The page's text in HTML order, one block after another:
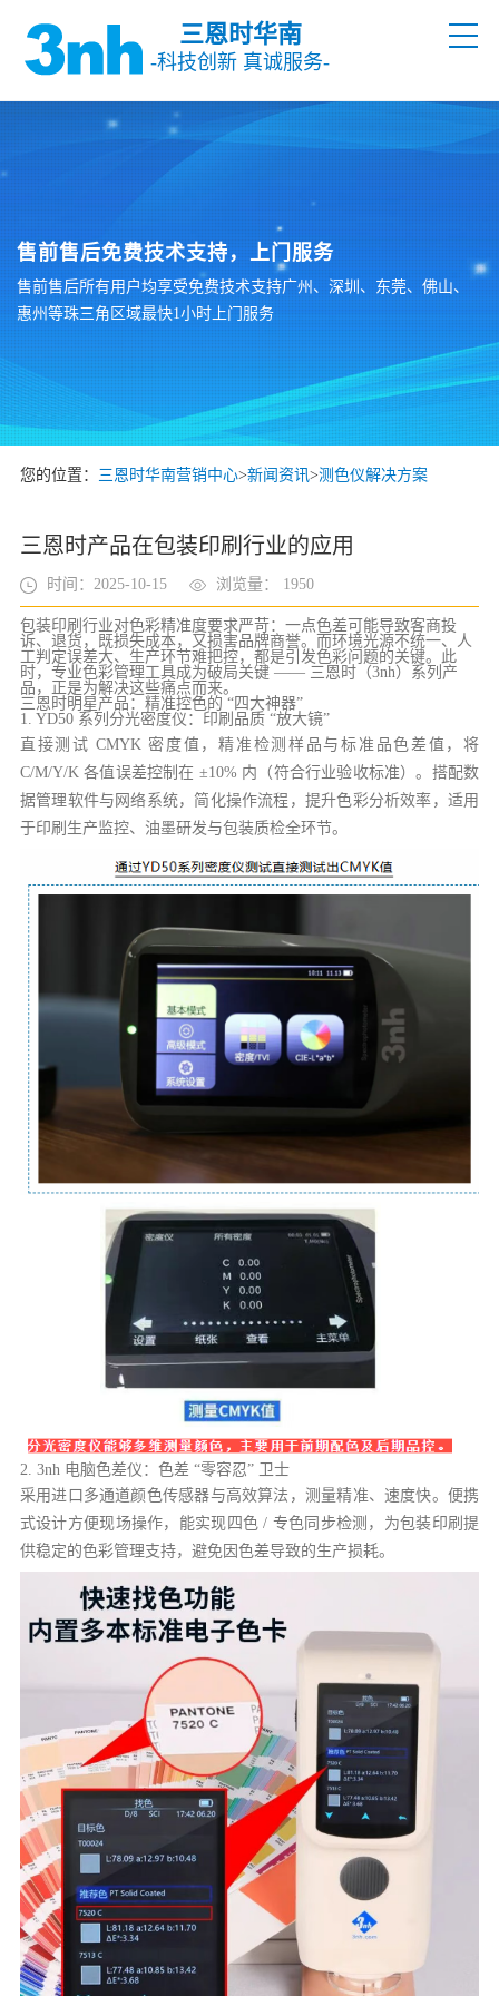
三恩时华南
-科技创新 真诚服务-
售前售后免费技术支持，上门服务
售前售后所有用户均享受免费技术支持广州、深圳、东莞、佛山、
惠州等珠三角区域最快1小时上门服务
您的位置： 三恩时华南营销中心>新闻资讯>测色仪解决方案
三恩时产品在包装印刷行业的应用
时间：2025-10-15 浏览量： 1950
包装印刷行业对色彩精准度要求严苛：一点色差可能导致客商投
诉、退货，既损失成本，又损害品牌商誉。而环境光源不统一、人
工判定误差大、生产环节难把控，都是引发色彩问题的关键。此
时，专业色彩管理工具成为破局关键 —— 三恩时（3nh）系列产
品，正是为解决这些痛点而来。
三恩时明星产品：精准控色的 “四大神器”
1. YD50 系列分光密度仪：印刷品质 “放大镜”
直接测试 CMYK 密度值，精准检测样品与标准品色差值，将
C/M/Y/K 各值误差控制在 ±10% 内（符合行业验收标准）。搭配数
据管理软件与网络系统，简化操作流程，提升色彩分析效率，适用
于印刷生产监控、油墨研发与包装质检全环节。
2. 3nh 电脑色差仪：色差 “零容忍” 卫士
采用进口多通道颜色传感器与高效算法，测量精准、速度快。便携
式设计方便现场操作，能实现四色 / 专色同步检测，为包装印刷提
供稳定的色彩管理支持，避免因色差导致的生产损耗。